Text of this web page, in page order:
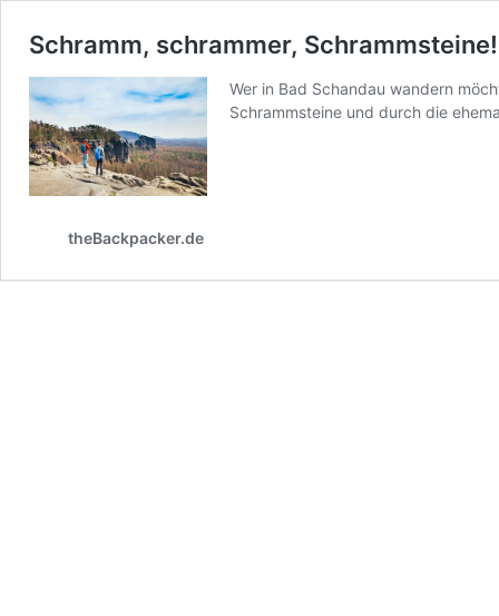
Schramm, schrammer,
Wer in Bad Schandau wandern
Schrammsteine und durch die
theBackpacker.de